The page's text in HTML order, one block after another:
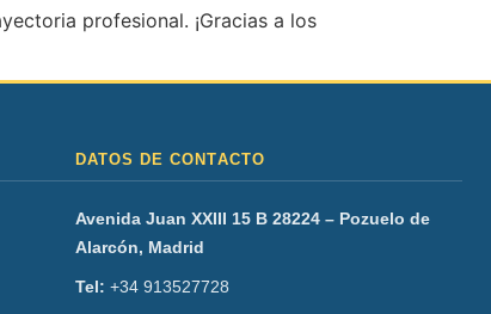
profesional. ¡Gracias a los
DATOS DE CONTACTO
Avenida Juan XXIII 15 B 28224 – Pozuelo de
Alarcón, Madrid
Tel: +34 913527728